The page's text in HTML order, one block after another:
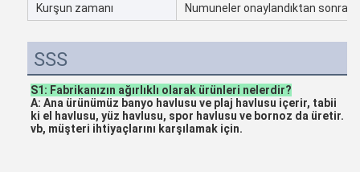
Kurşun zamanı
Numuneler onaylandıktan sonra
SSS
S1: Fabrikanızın ağırlıklı olarak ürünleri nelerdir?
A: Ana ürünümüz banyo havlusu ve plaj havlusu içerir, tabii
ki el havlusu, yüz havlusu, spor havlusu ve bornoz da üretir.
vb, müşteri ihtiyaçlarını karşılamak için.